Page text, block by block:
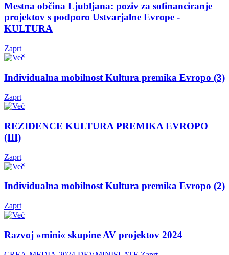
Mestna občina Ljubljana: poziv za sofinanciranje
projektov s podporo Ustvarjalne Evrope -
KULTURA
Zaprt
Individualna mobilnost Kultura premika Evropo (3)
Zaprt
REZIDENCE KULTURA PREMIKA EVROPO
(III)
Zaprt
Individualna mobilnost Kultura premika Evropo (2)
Zaprt
Razvoj »mini« skupine AV projektov 2024